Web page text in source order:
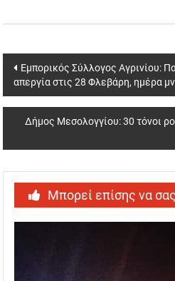
Post
navigation
Εμπορικός Σύλλογος Αγρινίου:
απεργία στις 28 Φλεβάρη, ημέρα
Δήμος Μεσολογγίου: 30 τόνοι
Μπορεί επίσης να